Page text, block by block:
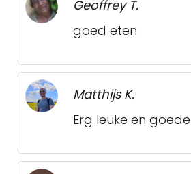
Geoffrey T.
goed eten
Matthijs K.
Erg leuke en